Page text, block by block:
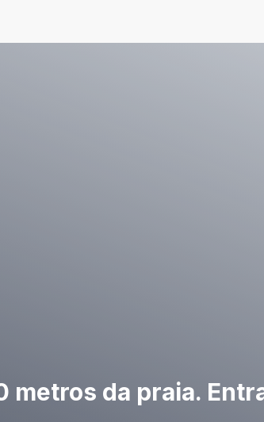
metros da praia.